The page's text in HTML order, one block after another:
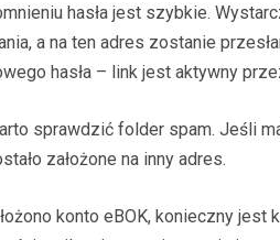
hasła jest szybkie.
a na ten adres zostanie
hasła – link jest aktywny
sprawdzić folder spam. Jeśli
założone na inny adres.
konto eBOK, konieczny jest